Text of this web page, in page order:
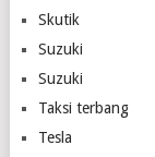
Skutik
Suzuki
Suzuki
Taksi terbang
Tesla